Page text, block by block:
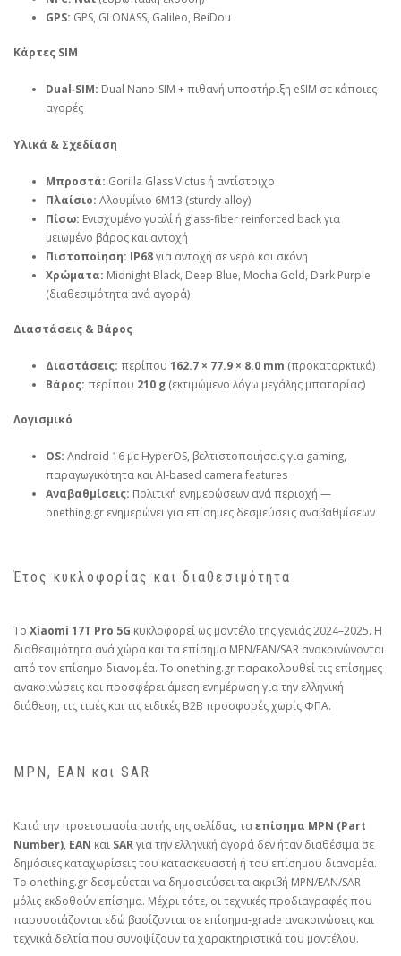
GPS: GPS, GLONASS, Galileo, BeiDou
Κάρτες SIM
Dual‑SIM: Dual Nano‑SIM + πιθανή υποστήριξη eSIM σε κάποιες
αγορές
Υλικά & Σχεδίαση
Μπροστά: Gorilla Glass Victus ή αντίστοιχο
Πλαίσιο: Αλουμίνιο 6M13 (sturdy alloy)
Πίσω: Ενισχυμένο γυαλί ή glass‑fiber reinforced back για
μειωμένο βάρος και αντοχή
Πιστοποίηση: IP68για αντοχή σε νερό και σκόνη
Χρώματα: Midnight Black, Deep Blue, Mocha Gold, Dark Purple
(διαθεσιμότητα ανά αγορά)
Διαστάσεις & Βάρος
Διαστάσεις: περίπου 162.7 × 77.9 × 8.0 mm (προκαταρκτικά)
Βάρος: περίπου 210 g (εκτιμώμενο λόγω μεγάλης μπαταρίας)
Λογισμικό
OS: Android 16 με HyperOS, βελτιστοποιήσεις για gaming,
παραγωγικότητα και AI‑based camera features
Αναβαθμίσεις: Πολιτική ενημερώσεων ανά περιοχή —
onething.gr ενημερώνει για επίσημες δεσμεύσεις αναβαθμίσεων
Έτος κυκλοφορίας και διαθεσιμότητα
Το Xiaomi 17T Pro 5G κυκλοφορεί ως μοντέλο της γενιάς 2024–2025. Η
διαθεσιμότητα ανά χώρα και τα επίσημα MPN/EAN/SAR ανακοινώνονται
από τον επίσημο διανομέα. Το onething.gr παρακολουθεί τις επίσημες
ανακοινώσεις και προσφέρει άμεση ενημέρωση για την ελληνική
διάθεση, τις τιμές και τις ειδικές B2B προσφορές χωρίς ΦΠΑ.
MPN, EAN και SAR
Κατά την προετοιμασία αυτής της σελίδας, ταεπίσημα MPN (Part
Number), EAN και SARγια την ελληνική αγορά δεν ήταν διαθέσιμα σε
δημόσιες καταχωρίσεις του κατασκευαστή ή του επίσημου διανομέα.
Το onething.gr δεσμεύεται να δημοσιεύσει τα ακριβή MPN/EAN/SAR
μόλις εκδοθούν επίσημα. Μέχρι τότε, οι τεχνικές προδιαγραφές που
παρουσιάζονται εδώ βασίζονται σε επίσημα‑grade ανακοινώσεις και
τεχνικά δελτία που συνοψίζουν τα χαρακτηριστικά του μοντέλου.